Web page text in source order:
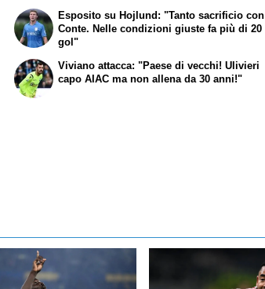
Esposito su Hojlund: "Tanto sacrificio con
Conte. Nelle condizioni giuste fa più di 20
gol"
Viviano attacca: "Paese di vecchi! Ulivieri
capo AIAC ma non allena da 30 anni!"